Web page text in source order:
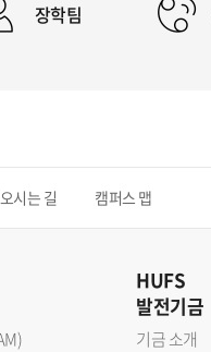
장학팀
시는 길 캠퍼스 맵
HUFS
발전기금
기금 소개